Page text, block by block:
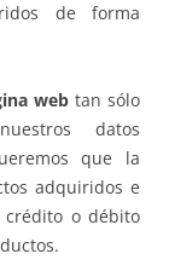
de forma
web tan sólo
datos
que la
adquiridos e
o débito